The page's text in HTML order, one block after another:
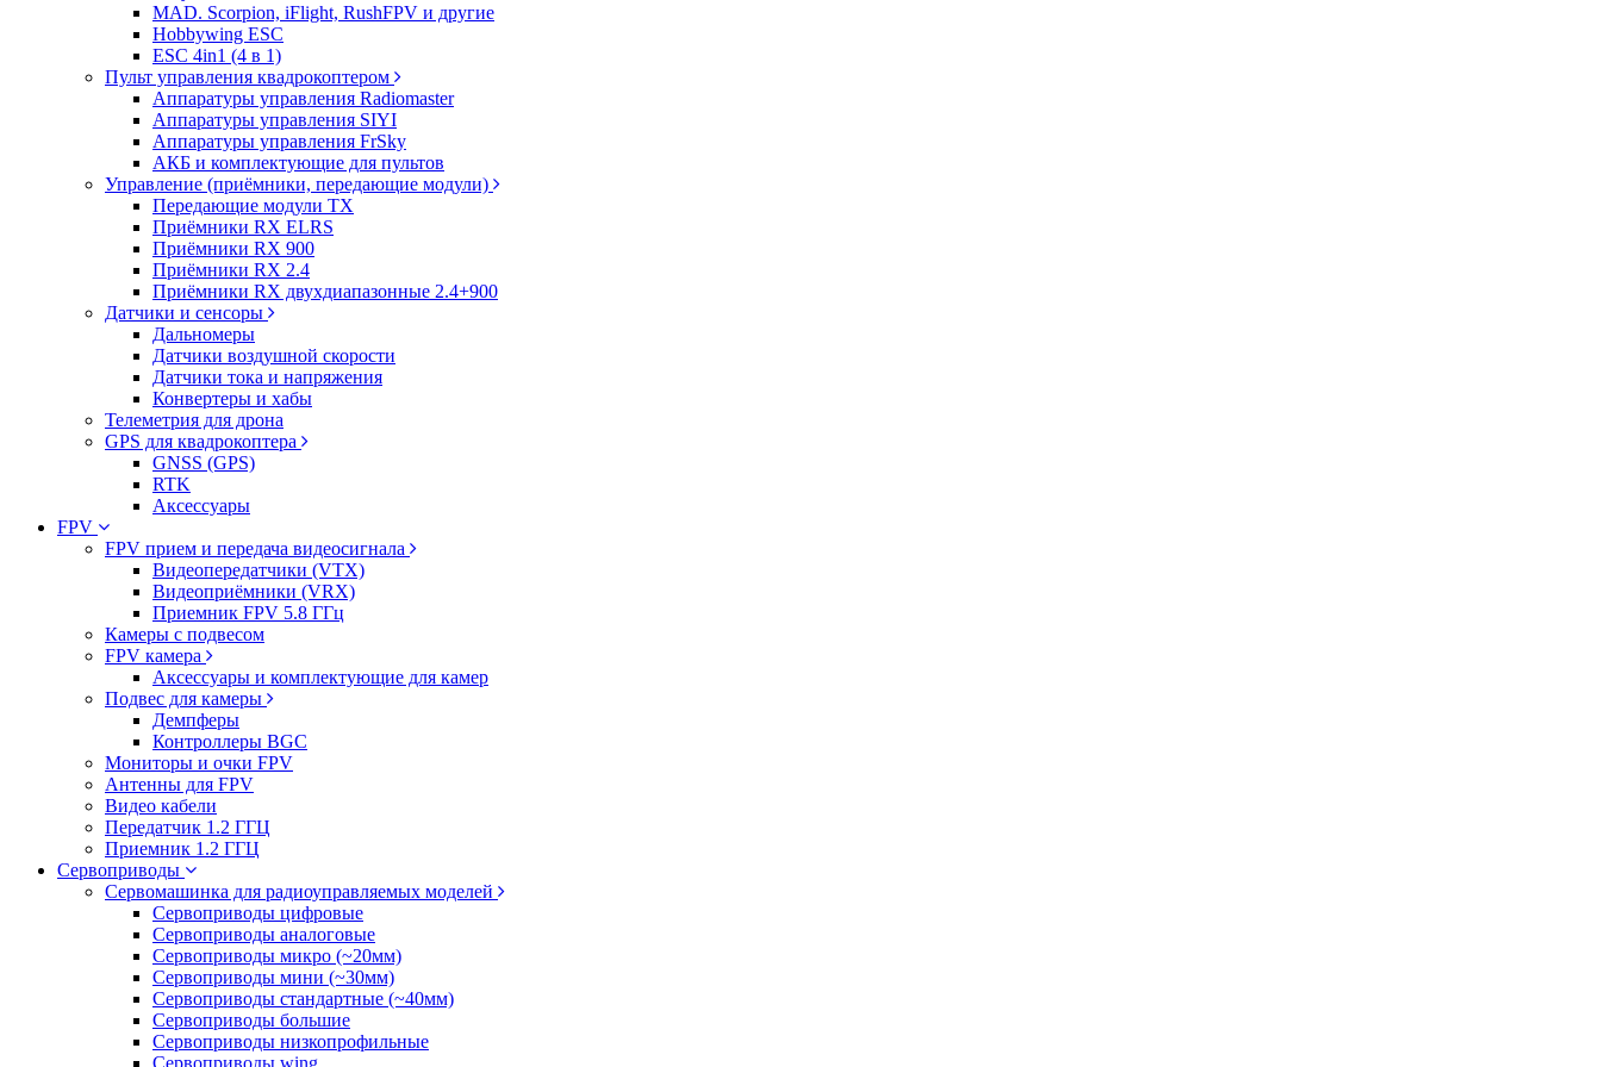
MAD. Scorpion, iFlight, RushFPV и другие
Hobbywing ESC
ESC 4in1 (4 в 1)
Пульт управления квадрокоптером
Аппаратуры управления Radiomaster
Аппаратуры управления SIYI
Аппаратуры управления FrSky
АКБ и комплектующие для пультов
Управление (приёмники, передающие модули)
Передающие модули TX
Приёмники RX ELRS
Приёмники RX 900
Приёмники RX 2.4
Приёмники RX двухдиапазонные 2.4+900
Датчики и сенсоры
Дальномеры
Датчики воздушной скорости
Датчики тока и напряжения
Конвертеры и хабы
Телеметрия для дрона
GPS для квадрокоптера
GNSS (GPS)
RTK
Аксессуары
FPV
FPV прием и передача видеосигнала
Видеопередатчики (VTX)
Видеоприёмники (VRX)
Приемник FPV 5.8 ГГц
Камеры с подвесом
FPV камера
Аксессуары и комплектующие для камер
Подвес для камеры
Демпферы
Контроллеры BGC
Мониторы и очки FPV
Антенны для FPV
Видео кабели
Передатчик 1.2 ГГЦ
Приемник 1.2 ГГЦ
Сервоприводы
Сервомашинка для радиоуправляемых моделей
Сервоприводы цифровые
Сервоприводы аналоговые
Сервоприводы микро (~20мм)
Сервоприводы мини (~30мм)
Сервоприводы стандартные (~40мм)
Сервоприводы большие
Сервоприводы низкопрофильные
Сервоприводы wing